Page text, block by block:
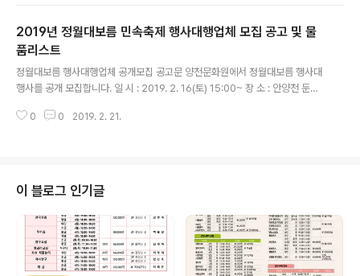
이며, H열은 국가와 지역사회를 위해 헌신하시는 소방관·
환경공무관과 가족분들을 위한 자리이니 비워 두시기 바랍
니다. 주 관 : 양천문화원 문 의 : 양천문화원 사무국 2651-
5300 양천구청 문화체육과 2620-3404
2019년 정월대보름 민속축제 행사대행업체 모집 공고 및 물
품리스트
정월대보름 행사대행업체 공개모집 공고문 양천문화원에서 정월대보름 행사대
행사를 공개 모집합니다. 일 시 : 2019. 2. 16(토) 15:00~ 장 소 : 안양천 둔치
지 4. 응모부문 및 방법 : 정월대보름행사대행(단독 또는 컨소시엄으로 응모) 5.
일정에 차질 없이 공급 가능한 사업자 ㆍ대보름행사를 원활히 수행하여 지역문
화예술 발전에 기여할 수 있는 사업자 6. 행사금액 : ￦ 26..
0 0 2019. 2. 21.
이 블로그 인기글